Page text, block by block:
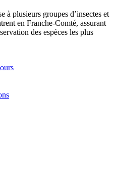
à plusieurs groupes d’insectes et
en Franche-Comté, assurant
des espèces les plus